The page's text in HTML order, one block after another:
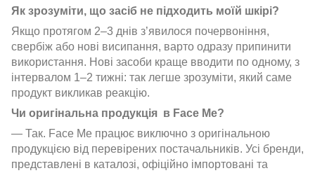
Як зрозуміти, що засіб не підходить моїй шкірі?
Якщо протягом 2–3 днів з’явилося почервоніння,
свербіж або нові висипання, варто одразу припинити
використання. Нові засоби краще вводити по одному, з
інтервалом 1–2 тижні: так легше зрозуміти, який саме
продукт викликав реакцію.
Чи оригінальна продукція в Face Me?
— Так. Face Me працює виключно з оригінальною
продукцією від перевірених постачальників. Усі бренди,
представлені в каталозі, офіційно імпортовані та